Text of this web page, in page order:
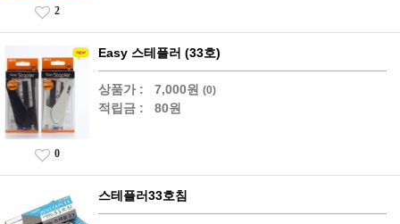
2
Easy 스테플러 (33호)
상품가 : 7,000원 (0)
적립금 : 80원
0
스테플러33호침